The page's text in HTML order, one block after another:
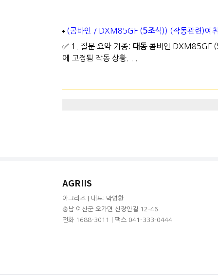
(콤바인 / DXM85GF (5조식)) (작동관련)예
✅ 1. 질문 요약 기종: 대동콤바인 DXM85GF (
에 고정됨 작동 상황. . .
AGRIIS
아그리즈 | 대표: 박영환
충남 예산군 오가면 신장안길 12-46
전화 1688-3011 | 팩스 041-333-0444